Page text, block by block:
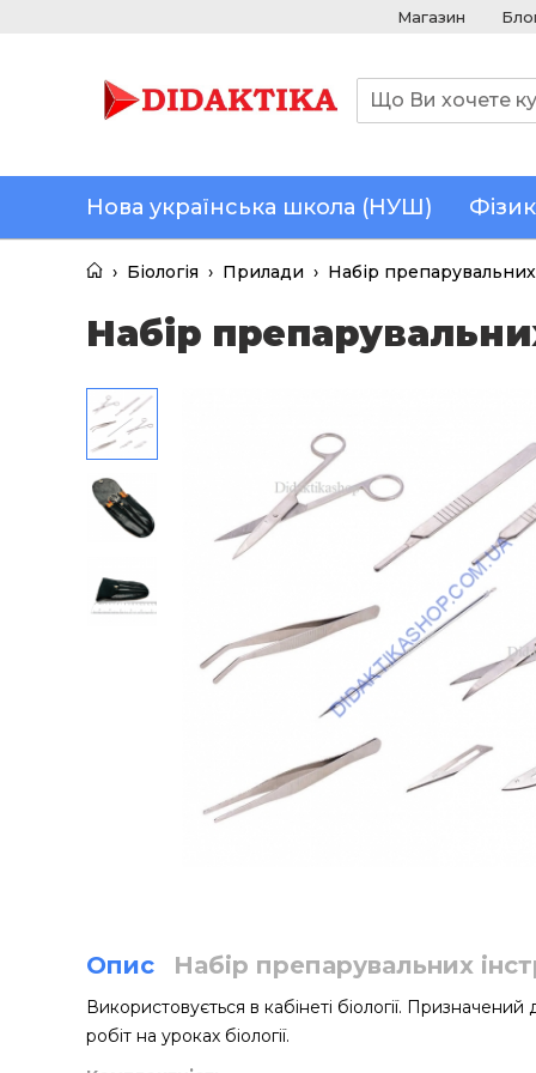
Магазин
Нова українська школа (НУШ)
› Біологія › Прилади › Набір
Набір
Опис Набір препарувальних
Використовується в кабінеті біології.
робіт на уроках біології.